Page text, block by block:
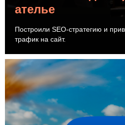
ателье
Построили SEO-стратегию и
трафик на сайт.